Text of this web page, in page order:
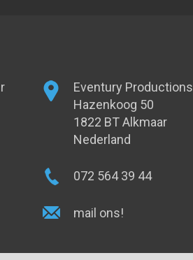
Eventury Productions
Hazenkoog 50
1822 BT Alkmaar
Nederland
072 564 39 44
mail ons!